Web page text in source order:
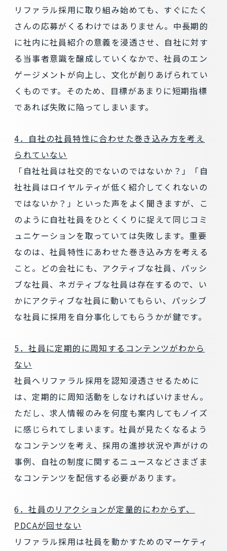
リファラル採用に取り組み始めても、すぐにたく
さんの応募がくるわけではありません。中長期的
に社内に社員紹介の意義を浸透させ、自社に対す
る当事者意識を醸成していくなかで、社員のエン
ゲージメントが向上し、文化が創りあげられてい
くものです。そのため、目標があまりに短期指標
であれば失敗に陥ってしまいます。
4．自社の社員特性に合わせた巻き込み方を考え
られていない
「自社社員は社交的でないのではないか？」「自
社社員はロイヤルティが低く紹介してくれないの
ではないか？」といった声をよく聞きますが、こ
のように自社社員をひとくくりに捉えて同じコミ
ュニケーションを取っていては失敗します。重要
なのは、社員特性にあわせた巻き込み方を考える
こと。どの会社にも、アクティブな社員、パッシ
ブな社員、ネガティブな社員は存在するので、い
かにアクティブな社員に動いてもらい、パッシブ
な社員に採用を自分事化してもらうかが鍵です。
5．社員に定期的に周知するコンテンツがわから
ない
社員へリファラル採用を認知浸透させるために
は、定期的に周知活動をしなければいけません。
ただし、求人情報のみを何度も案内してもノイズ
に感じられてしまいます。社員が見たくなるよう
なコンテンツを考え、採用の進捗状況や声がけの
事例、自社の制度に関するニュースなどさまざま
なコンテンツを配信する必要があります。
6．社員のリアクションが定量的にわからず、
PDCAが回せない
リファラル採用は社員を動かすためのマーケティ